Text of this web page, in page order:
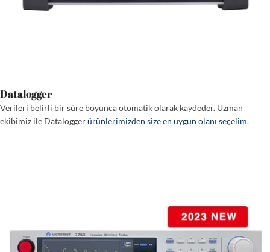
Datalogger
Verileri belirli bir süre boyunca otomatik olarak kaydeder. Uzman
ekibimiz ile Dataloggerürünlerimizden size en uygun olanı seçelim.